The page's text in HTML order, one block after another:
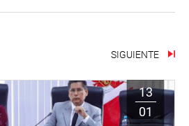
SIGUIENTE
13
01